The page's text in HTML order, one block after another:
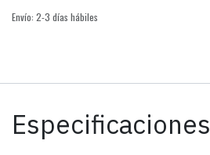
Envío: 2-3 días hábiles
Especificaciones